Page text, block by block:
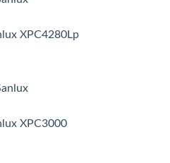
XPC4280Lp
XPC3000